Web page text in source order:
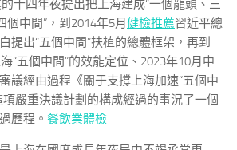
四年夜提出把上海建成“一個龍頭、三
個中間”，到2014年5月 健檢推薦習近平總
提出“五個中間”扶植的總體框架，再到
“五個中間”的效能定位、2023年10月中
議經由過程《關于支撐上海加速“五個中
項嚴重決議計劃的構成經過的事況了一個
歷程。 餐飲業體檢